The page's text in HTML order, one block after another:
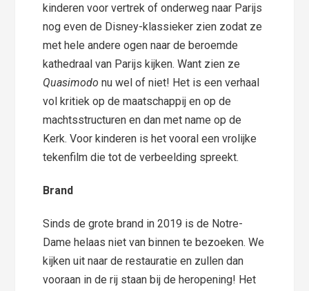
kinderen voor vertrek of onderweg naar Parijs
nog even de Disney-klassieker zien zodat ze
met hele andere ogen naar de beroemde
kathedraal van Parijs kijken. Want zien ze
Quasimodonu wel of niet! Het is een verhaal
vol kritiek op de maatschappij en op de
machtsstructuren en dan met name op de
Kerk. Voor kinderen is het vooral een vrolijke
tekenfilm die tot de verbeelding spreekt.
Brand
Sinds de grote brand in 2019 is de Notre-
Dame helaas niet van binnen te bezoeken. We
kijken uit naar de restauratie en zullen dan
vooraan in de rij staan bij de heropening! Het